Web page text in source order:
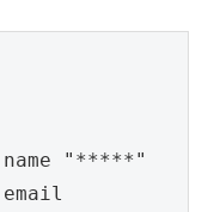
"*****"